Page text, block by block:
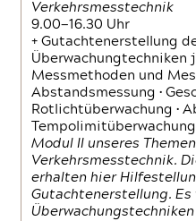
Verkehrsmesstechnik
9.00—16.30 Uhr
+ Gutachtenerstellung
Überwachungtechniken
Messmethoden und
Abstandsmessung •
Rotlichtüberwachung •
Modul II unseres
Verkehrsmesstechnik.
erhalten hier
Gutachtenerstellung.